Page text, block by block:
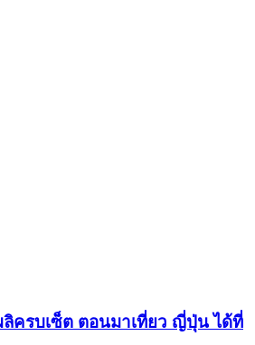
ลิครบเซ็ต ตอนมาเที่ยว ญี่ปุ่น ได้ที่